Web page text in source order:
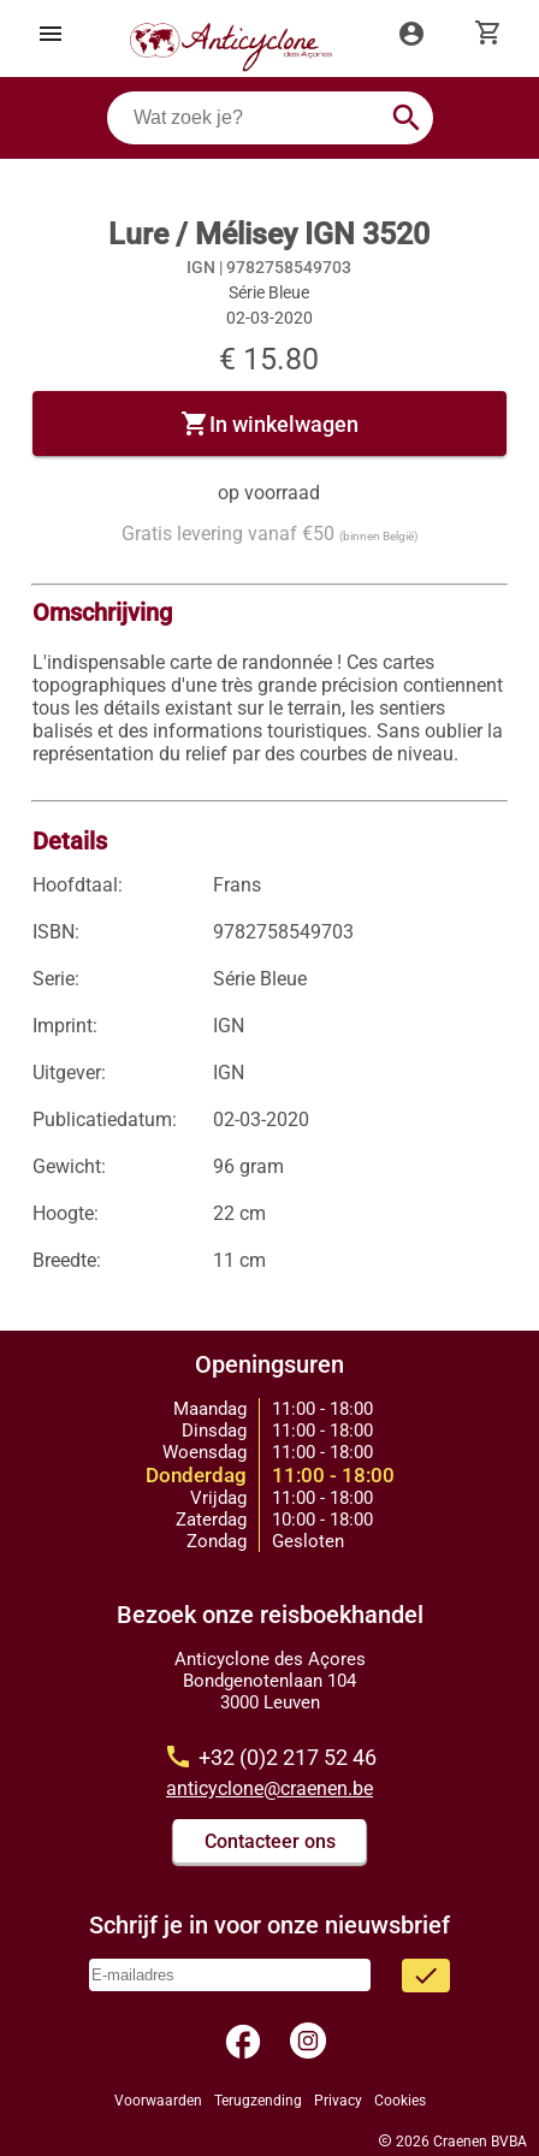
menu account_circle shopping_cart
search
Lure / Mélisey IGN 3520
IGN |9782758549703
Série Bleue
02-03-2020
€ 15.80
shopping_cartIn winkelwagen
op voorraad
Gratis levering vanaf €50 (binnen België)
Omschrijving
L'indispensable carte de randonnée ! Ces cartes
topographiques d'une très grande précision contiennent
tous les détails existant sur le terrain, les sentiers
balisés et des informations touristiques. Sans oublier la
représentation du relief par des courbes de niveau.
Details
Hoofdtaal: Frans
ISBN: 9782758549703
Serie: Série Bleue
Imprint: IGN
Uitgever: IGN
Publicatiedatum: 02-03-2020
Gewicht: 96 gram
Hoogte: 22 cm
Breedte: 11 cm
Openingsuren
Maandag
Dinsdag
Woensdag
Donderdag
Vrijdag
Zaterdag
Zondag
11:00 - 18:00
11:00 - 18:00
11:00 - 18:00
11:00 - 18:00
11:00 - 18:00
10:00 - 18:00
Gesloten
Bezoek onze reisboekhandel
Anticyclone des Açores
Bondgenotenlaan 104
3000 Leuven
call +32 (0)2 217 52 46
anticyclone@craenen.be
Contacteer ons
Schrijf je in voor onze nieuwsbrief
done
facebook
Voorwaarden Terugzending Privacy Cookies
copyright 2026 Craenen BVBA